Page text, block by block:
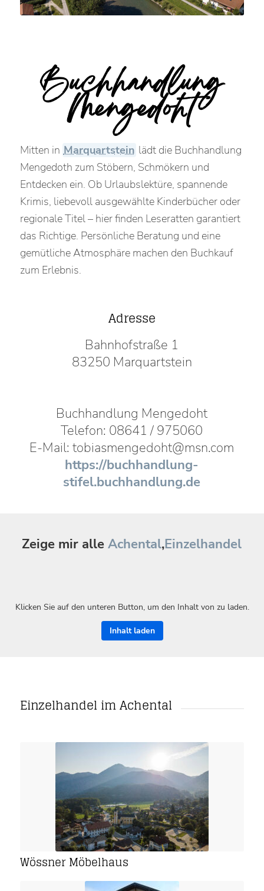
Buchhandlung
Mengedoht
Mitten in Marquartstein lädt die Buchhandlung
Mengedoth zum Stöbern, Schmökern und
Entdecken ein. Ob Urlaubslektüre, spannende
Krimis, liebevoll ausgewählte Kinderbücher oder
regionale Titel – hier finden Leseratten garantiert
das Richtige. Persönliche Beratung und eine
gemütliche Atmosphäre machen den Buchkauf
zum Erlebnis.
Adresse
Bahnhofstraße 1
83250 Marquartstein
Buchhandlung Mengedoht
Telefon: 08641 / 975060
E-Mail: tobiasmengedoht@msn.com
https://buchhandlung-
stifel.buchhandlung.de
Zeige mir alleAchental,Einzelhandel
Klicken Sie auf den unteren Button, um den Inhalt von zu laden.
Inhalt laden
Einzelhandel im Achental
Wössner Möbelhaus